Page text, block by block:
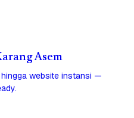
Asem
website instansi —